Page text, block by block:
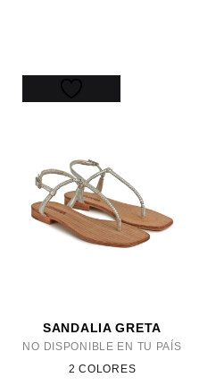
SANDALIA GRETA
NO DISPONIBLE EN TU PAÍS
2 COLORES